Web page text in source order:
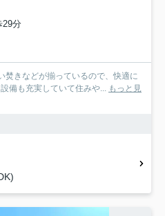
29分
焚きなどが揃っているので、快適に
備も充実していて住みや... もっと見